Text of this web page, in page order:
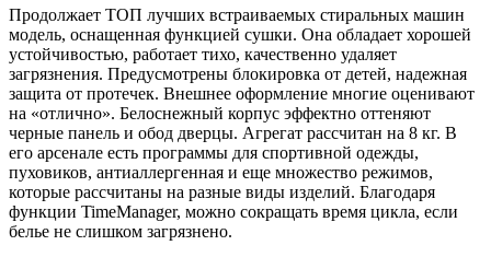
Продолжает ТОП лучших встраиваемых стиральных машин
модель, оснащенная функцией сушки. Она обладает хорошей
устойчивостью, работает тихо, качественно удаляет
загрязнения. Предусмотрены блокировка от детей, надежная
защита от протечек. Внешнее оформление многие оценивают
на «отлично». Белоснежный корпус эффектно оттеняют
черные панель и обод дверцы. Агрегат рассчитан на 8 кг. В
его арсенале есть программы для спортивной одежды,
пуховиков, антиаллергенная и еще множество режимов,
которые рассчитаны на разные виды изделий. Благодаря
функции TimeManager, можно сокращать время цикла, если
белье не слишком загрязнено.